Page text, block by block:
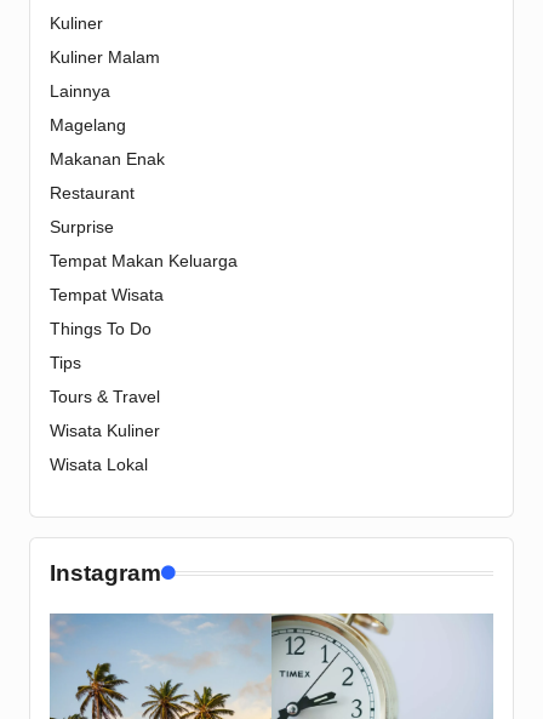
Kuliner
Kuliner Malam
Lainnya
Magelang
Makanan Enak
Restaurant
Surprise
Tempat Makan Keluarga
Tempat Wisata
Things To Do
Tips
Tours & Travel
Wisata Kuliner
Wisata Lokal
Instagram